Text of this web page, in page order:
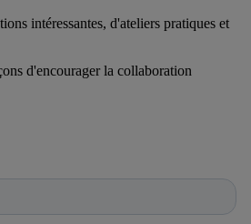
intéressantes, d'ateliers pratiques et
d'encourager la collaboration